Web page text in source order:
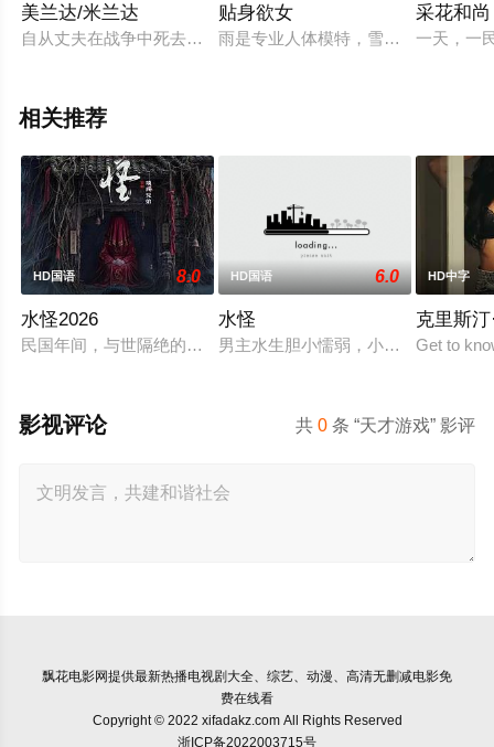
美兰达/米兰达
自从丈夫在战争中死去之后，米兰达（塞伦娜格兰蒂
贴身欲女
雨是专业人体模特，雪是实习记者，
采花和尚
一天，一
相关推荐
HD国语 8.0
水怪2026
民国年间，与世隔绝的怪水村被湖中“水猴子”所扰。此物实为
HD国语 6.0
水怪
男主水生胆小懦弱，小时候和父亲一
HD中字
克里斯
Get to
共0 条 “天才游戏” 影评
影视评论
飘花电影网提供最新热播电视剧大全、综艺、动漫、高清无删减电影免
费在线看
Copyright © 2022 xifadakz.com All Rights Reserved
浙ICP备2022003715号